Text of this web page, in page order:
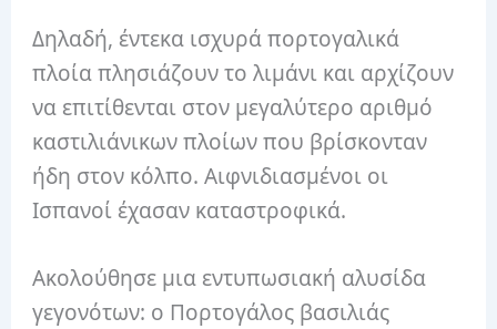
Δηλαδή, έντεκα ισχυρά πορτογαλικά
πλοία πλησιάζουν το λιμάνι και αρχίζουν
να επιτίθενται στον μεγαλύτερο αριθμό
καστιλιάνικων πλοίων που βρίσκονταν
ήδη στον κόλπο. Αιφνιδιασμένοι οι
Ισπανοί έχασαν καταστροφικά.
Ακολούθησε μια εντυπωσιακή αλυσίδα
γεγονότων: ο Πορτογάλος βασιλιάς